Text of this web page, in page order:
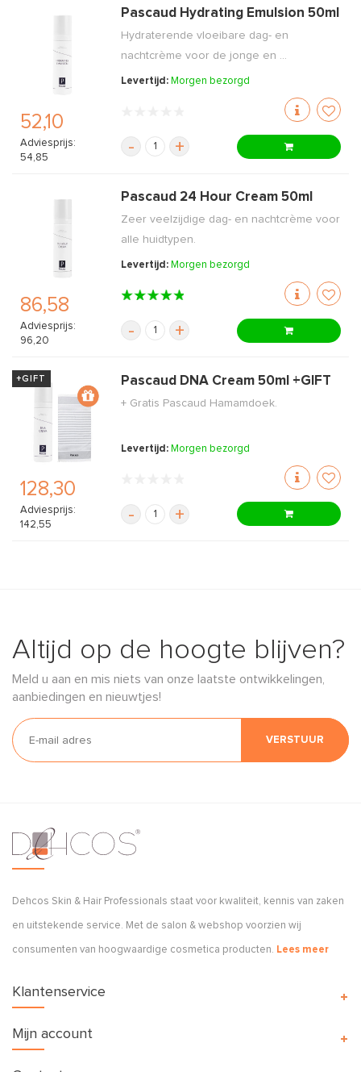
52,10
Adviesprijs:
54,85
Pascaud Hydrating Emulsion 50ml
Hydraterende vloeibare dag- en
nachtcrème voor de jonge en ...
Levertijd: Morgen bezorgd
- +
86,58
Adviesprijs:
96,20
Pascaud 24 Hour Cream 50ml
Zeer veelzijdige dag- en nachtcrème voor
alle huidtypen.
Levertijd: Morgen bezorgd
- +
+GIFT
128,30
Adviesprijs:
142,55
Pascaud DNA Cream 50ml +GIFT
+ Gratis Pascaud Hamamdoek.
Levertijd: Morgen bezorgd
- +
Altijd op de hoogte blijven?
Meld u aan en mis niets van onze laatste ontwikkelingen,
aanbiedingen en nieuwtjes!
VERSTUUR
Dehcos Skin & Hair Professionals staat voor kwaliteit, kennis van zaken
en uitstekende service. Met de salon & webshop voorzien wij
consumenten van hoogwaardige cosmetica producten. Lees meer
Klantenservice
Mijn account